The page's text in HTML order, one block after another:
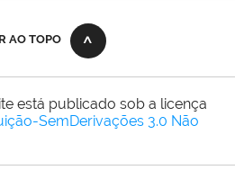
AO TOPO
está publicado sob a licença
SemDerivações 3.0 Não